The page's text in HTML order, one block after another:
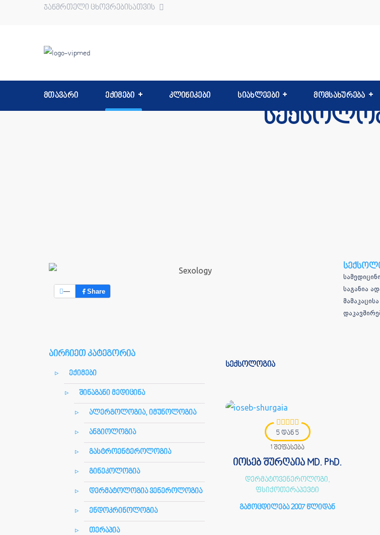
ჯანმრთელი ცხოვრებისათვის
მთავარი ექიმები კლინიკები სიახლეები მომსახურება
— Share
საგანია
აირჩიეთ კატეგორია
ექიმები
შინაგანი მედიცინა
ალერგოლოგია, იმუნოლოგია
ანგიოლოგია
გასტროენტეროლოგია
გინეკოლოგია
დერმატოლოგია ვენეროლოგია
ენდოკრინოლოგია
თერაპია
სექსოლოგია
5 დან 5
1 შეფასება
იოსებ შურღაია MD. PhD.
დერმატოვენეროლოგი,
ფსიქოთერაპევტი
გამოცდილება 2007 წლიდან